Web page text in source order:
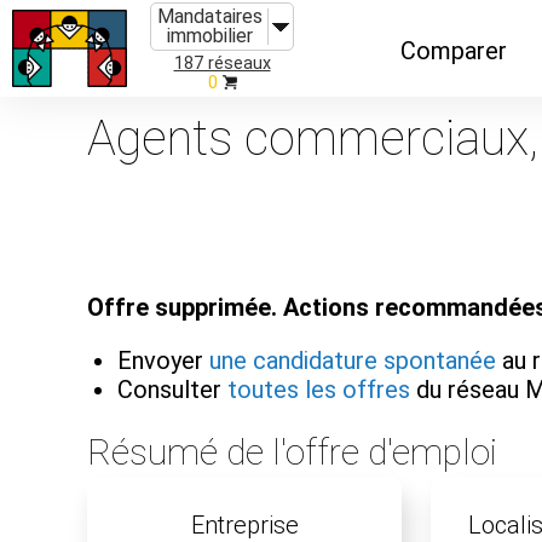
Mandataires
immobilier
187 réseaux
0
Comparer
Caractéristiques
Organismes de
Agents
Offre supprimée. Actions
Envoyer une candidature spontanée au
Consulter toutes les offres du réseau
Résumé de l'offre d'emploi
Entreprise